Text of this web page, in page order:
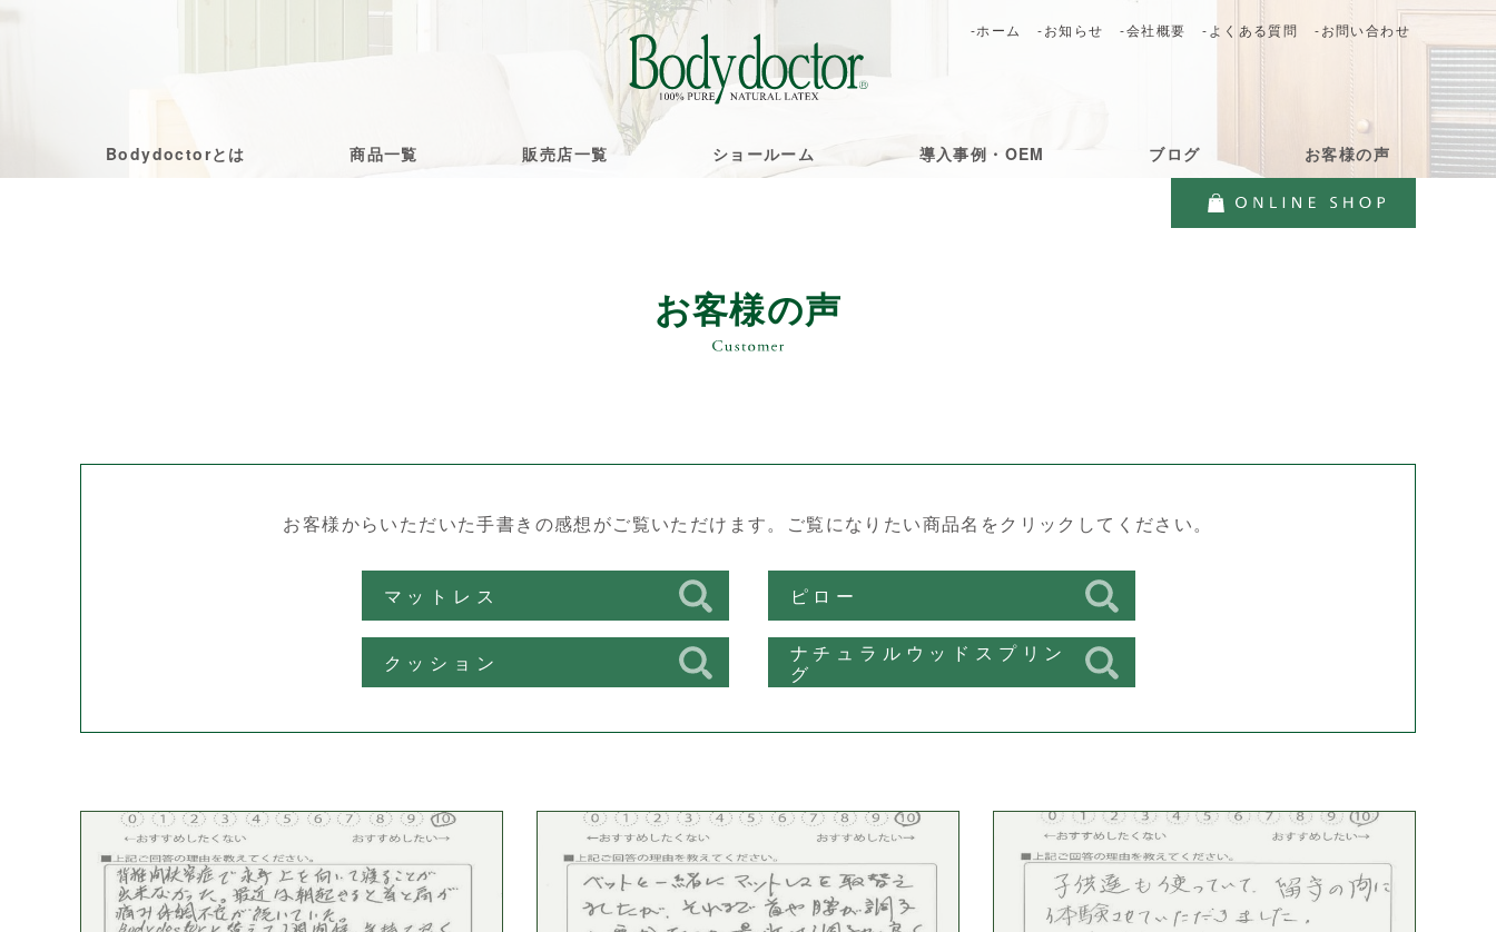
Bodydoctorとは 商品一覧 販売店一覧 ショールーム 導入事例・OEM ブログ お客様の声
-ホーム -お知らせ -会社概要 -よくある質問 -お問い合わせ
お客様の声
お客様からいただいた手書きの感想がご覧いただけます。 ご覧になりたい商品名をクリックしてください。
マットレス ピロー
クッション
ナチュラルウッドスプリン
グ